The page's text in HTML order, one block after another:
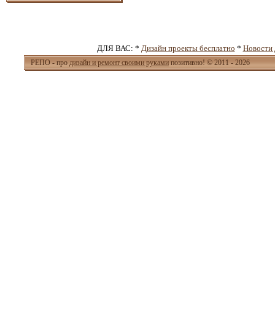
ДЛЯ ВАС: * Дизайн проекты бесплатно * Новости
РЕПО - про дизайн и ремонт своими руками позитивно! © 2011 - 2026